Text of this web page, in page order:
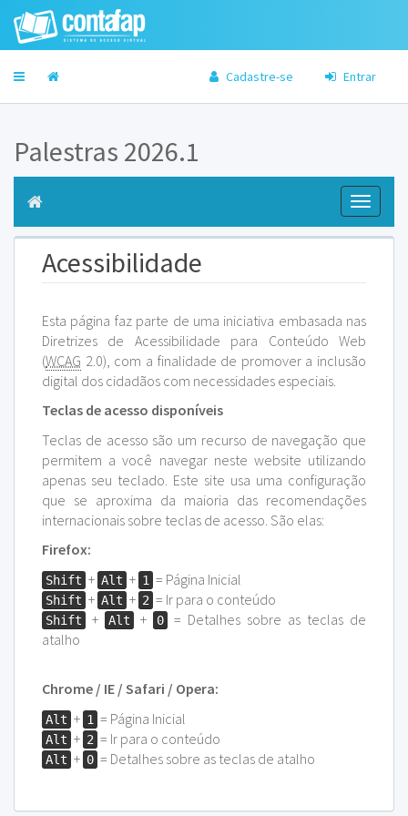
Cadastre-se Entrar
Palestras 2026.1
Toggle
Acessibilidade
Esta página faz parte de uma iniciativa embasada nas
Diretrizes de Acessibilidade para Conteúdo Web
(WCAG 2.0), com a finalidade de promover a inclusão
digital dos cidadãos com necessidades especiais.
Teclas de acesso disponíveis
Teclas de acesso são um recurso de navegação que
permitem a você navegar neste website utilizando
apenas seu teclado. Este site usa uma configuração
que se aproxima da maioria das recomendações
internacionais sobre teclas de acesso. São elas:
Firefox:
Shift + Alt + 1 = Página Inicial
Shift + Alt + 2 = Ir para o conteúdo
Shift + Alt + 0
= Detalhes sobre as teclas de
atalho
Chrome / IE / Safari / Opera:
Alt + 1 = Página Inicial
Alt + 2 = Ir para o conteúdo
Alt + 0 = Detalhes sobre as teclas de atalho